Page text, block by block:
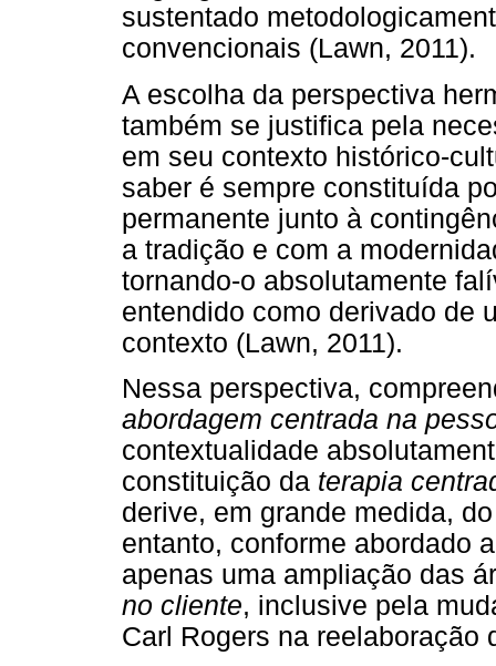
sustentado
convencionais (Lawn, 2011).
A escolha da perspectiva
também se justifica pela
em seu contexto histórico-
saber é sempre constituída
permanente junto à
a tradição e com a
tornando-o absolutamente
entendido como derivado de
contexto (Lawn, 2011).
Nessa perspectiva,
abordagem centrada na
contextualidade
constituição da terapia
derive, em grande medida,
entanto, conforme abordado
apenas uma ampliação das
no cliente, inclusive pela
Carl Rogers na reelaboração